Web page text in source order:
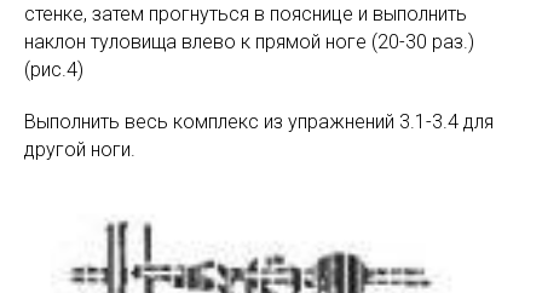
стенке, затем прогнуться в пояснице и выполнить
наклон туловища влево к прямой ноге (20-30 раз.)
(рис.4)
Выполнить весь комплекс из упражнений 3.1-3.4 для
другой ноги.